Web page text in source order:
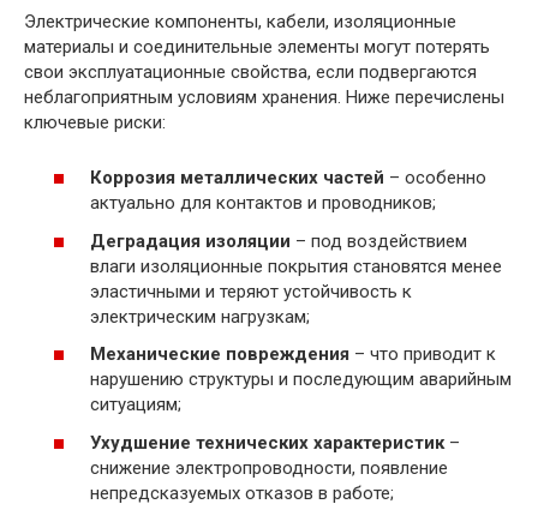
Электрические компоненты, кабели, изоляционные
материалы и соединительные элементы могут потерять
свои эксплуатационные свойства, если подвергаются
неблагоприятным условиям хранения. Ниже перечислены
ключевые риски:
Коррозия металлических частей – особенно
актуально для контактов и проводников;
Деградация изоляции – под воздействием
влаги изоляционные покрытия становятся менее
эластичными и теряют устойчивость к
электрическим нагрузкам;
Механические повреждения – что приводит к
нарушению структуры и последующим аварийным
ситуациям;
Ухудшение технических характеристик–
снижение электропроводности, появление
непредсказуемых отказов в работе;